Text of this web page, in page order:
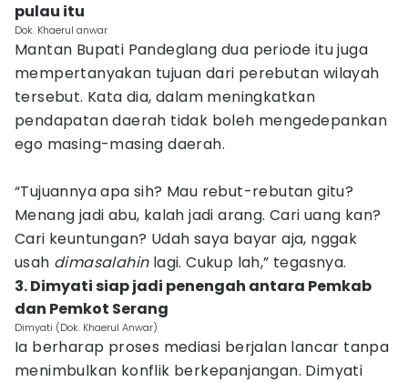
pulau itu
Dok. Khaerul anwar
Mantan Bupati Pandeglang dua periode itu juga
mempertanyakan tujuan dari perebutan wilayah
tersebut. Kata dia, dalam meningkatkan
pendapatan daerah tidak boleh mengedepankan
ego masing-masing daerah.
“Tujuannya apa sih? Mau rebut-rebutan gitu?
Menang jadi abu, kalah jadi arang. Cari uang kan?
Cari keuntungan? Udah saya bayar aja, nggak
usah dimasalahin lagi. Cukup lah,” tegasnya.
3. Dimyati siap jadi penengah antara Pemkab
dan Pemkot Serang
Dimyati (Dok. Khaerul Anwar)
Ia berharap proses mediasi berjalan lancar tanpa
menimbulkan konflik berkepanjangan. Dimyati